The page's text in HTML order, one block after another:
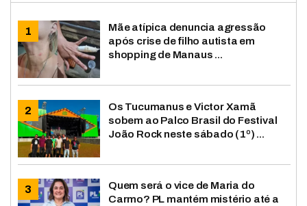
Mãe atípica denuncia agressão
após crise de filho autista em
shopping de Manaus ...
Os Tucumanus e Victor Xamã
sobem ao Palco Brasil do Festival
João Rock neste sábado (1º) ...
Quem será o vice de Maria do
Carmo? PL mantém mistério até a